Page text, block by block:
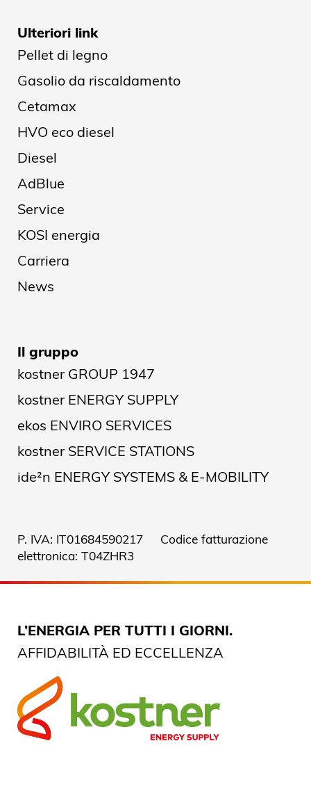
Ulteriori link
Pellet di legno
Gasolio da riscaldamento
Cetamax
HVO eco diesel
Diesel
AdBlue
Service
KOSI energia
Carriera
News
Il gruppo
kostner GROUP 1947
kostner ENERGY SUPPLY
ekos ENVIRO SERVICES
kostner SERVICE STATIONS
ide²n ENERGY SYSTEMS & E-MOBILITY
P. IVA: IT01684590217 Codice fatturazione
elettronica: T04ZHR3
L’ENERGIA PER TUTTI I GIORNI.
AFFIDABILITÀ ED ECCELLENZA